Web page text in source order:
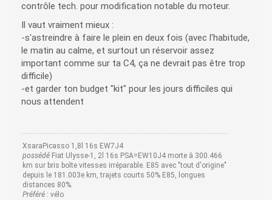
contrôle tech. pour modification notable du moteur.
Il vaut vraiment mieux :
-s'astreindre à faire le plein en deux fois (avec l'habitude,
le matin au calme, et surtout un réservoir assez
important comme sur ta C4, ça ne devrait pas être trop
difficile)
-et garder ton budget "kit" pour les jours difficiles qui
nous attendent
XsaraPicasso 1,8l 16s EW7J4
possédé Fiat Ulysse-1, 2l 16s PSA=EW10J4 morte à 300.466
km sur bris boîte vitesses irréparable. E85 avec "tout d'origine"
depuis le 181.003e km, trajets courts 50% E85, longues
distances 80%.
Préféré : vélo